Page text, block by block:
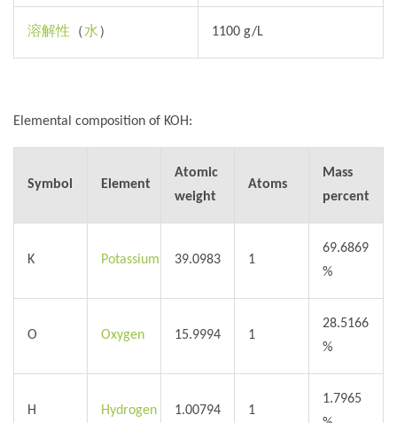
溶解性 （水 ） 1100 g/L
Elemental composition of KOH:
Symbol Element
Atomic
weight
Atoms
Mass
percent
K Potassium 39.0983 1
69.6869
%
O Oxygen 15.9994 1
28.5166
%
H Hydrogen 1.00794 1
1.7965